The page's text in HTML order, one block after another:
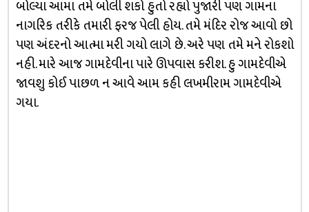
બોલ્યા આમા તમે બોલી શકો હુતો રહ્યો પુજારી પણ ગામના
નાગરિક તરીકે તમારી ફરજ પેલી હોય. તમે મંદિર રોજ આવો છો
પણ અંદરનો આત્મા મરી ગયો લાગે છે. અરે પણ તમે મને રોકશો
નહી. મારે આજ ગામદેવીના પારે ઊપવાસ કરીશ. હુ ગામદેવીએ
જાવશુ કોઈ પાછળ ન આવે આમ કહી લખમીરામ ગામદેવીએ
ગયા.